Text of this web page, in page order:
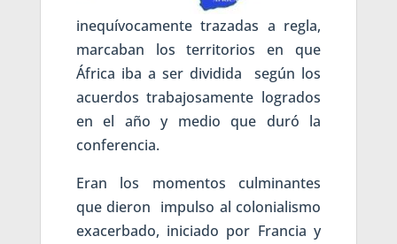
inequívocamente trazadas a regla,
marcaban los territorios en que
África iba a ser dividida según los
acuerdos trabajosamente logrados
en el año y medio que duró la
conferencia.
Eran los momentos culminantes
que dieron impulso al colonialismo
exacerbado, iniciado por Francia y